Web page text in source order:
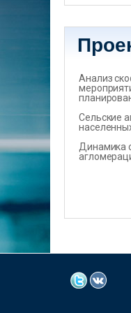
Анализ
Сельские
Динамика